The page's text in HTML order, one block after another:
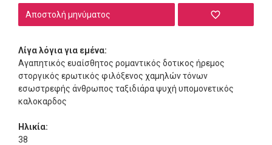
Αποστολή μηνύματος
Λίγα λόγια για εμένα:
Αγαπητικός ευαίσθητος ρομαντικός δοτικος ήρεμος
στοργικός ερωτικός φιλόξενος χαμηλών τόνων
εσωστρεφής άνθρωπος ταξιδιάρα ψυχή υπομονετικός
καλοκαρδος
Ηλικία:
38